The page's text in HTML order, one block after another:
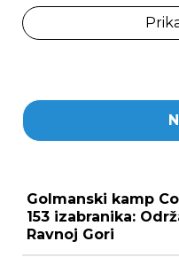
Golmanski kamp
153 izabranika:
Ravnoj Gori